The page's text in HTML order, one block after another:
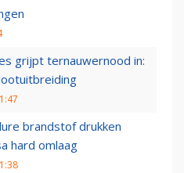
grijpt ternauwernood in:
brandstof drukken
hard omlaag